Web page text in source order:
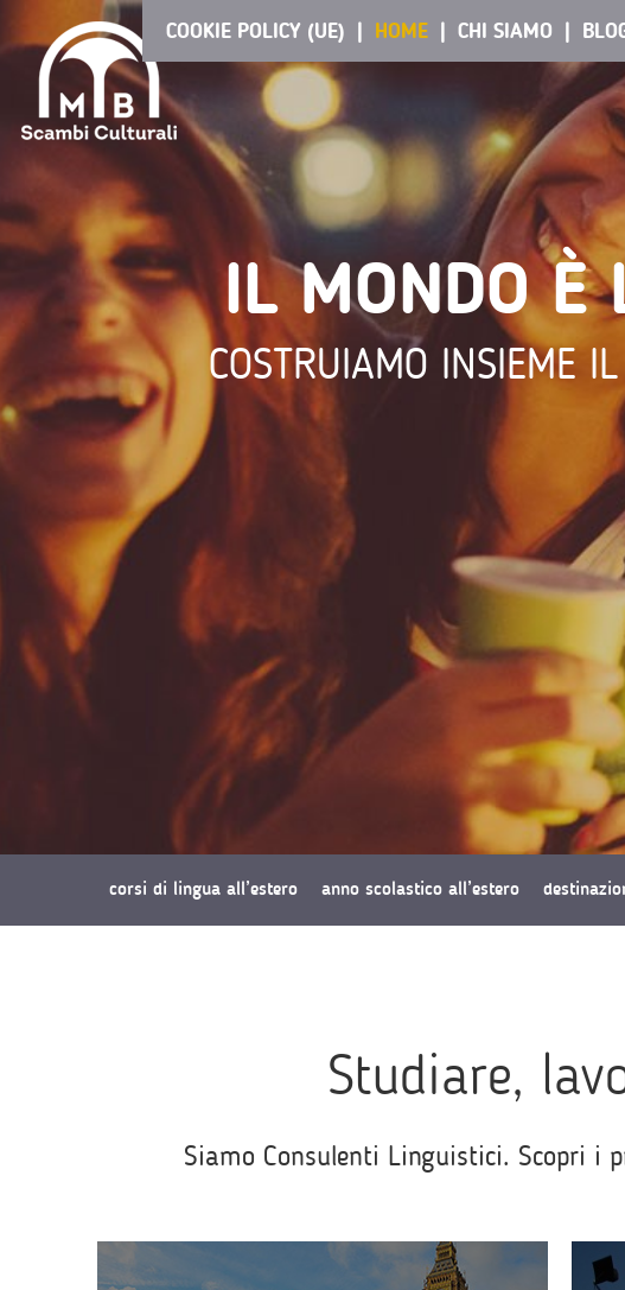
CHI SIAMO
HOME
COOKIE POLICY (UE)
IL MONDO È
COSTRUIAMO INSIEME
corsi di lingua all’estero anno scolastico all’estero
Studiare,
Siamo Consulenti Linguistici. Scopri i